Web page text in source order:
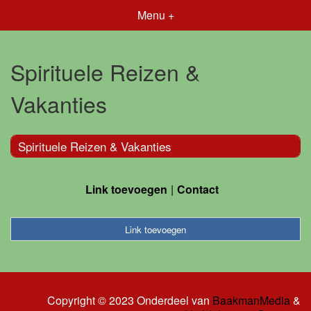
Menu +
Spirituele Reizen &
Vakanties
Spirituele Reizen & Vakanties
Link toevoegen Contact
Link toevoegen
Copyright © 2023 Onderdeel van BaakmanMedia&